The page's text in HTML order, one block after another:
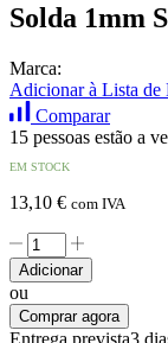
Solda 1mm
Marca:
Adicionar à Lista de
Comparar
15 pessoas estão a
EM STOCK
13,10 € com IVA
Quantidade
de
Solda
1mm
Sn60Pb38Cu2
Adicionar
ou
Comprar agora
Entrega prevista3